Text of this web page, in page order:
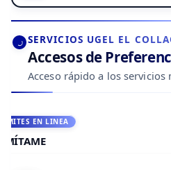
SERVICIOS UGEL EL
Accesos de
Acceso rápido a los servicios
ACCEDE A AULA VIRTUAL
CAMPUS VIRTUAL